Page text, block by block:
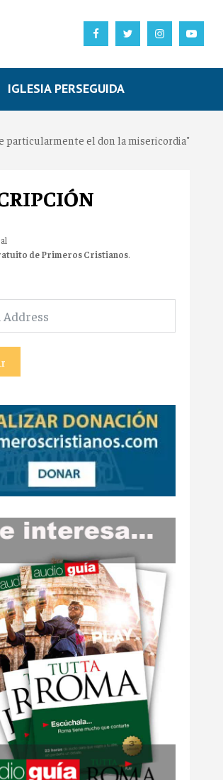
IGLESIA PERSEGUIDA
particularmente el don la misericordia"
de Primeros Cristianos.